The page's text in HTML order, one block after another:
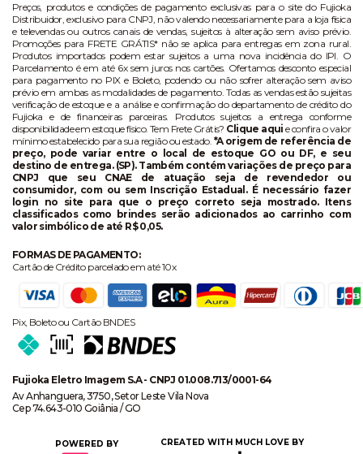
Preços, produtos e condições de pagamento exclusivas para o site do Fujioka
Distribuidor, exclusivo para CNPJ, não valendo necessariamente para a loja física
e televendas ou outros canais de vendas, sujeitos à alteração sem aviso prévio.
Promoções para FRETE GRÁTIS* não se aplica para entregas em zona rural.
Produtos importados podem estar sujeitos a uma nova incidência do IPI. O
Parcelamento é em até 6x sem juros nos cartões. Ofertamos desconto especial
para pagamento no PIX e Boleto, podendo ou não sofrer alteração sem aviso
prévio em ambas as modalidades de pagamento. Todas as vendas estão sujeitas
verificação de estoque e a análise e confirmação do departamento de crédito do
Fujioka e de financeiras parceiras. Produtos sujeitos a entrega conforme
disponibilidade em estoque físico. Tem Frete Grátis? Clique aqui e confira o valor
mínimo estabelecido para sua região ou estado. *A origem de referência de
preço, pode variar entre o local de estoque GO ou DF, e seu
destino de entrega. (SP). Também contém variações de preço para
CNPJ que seu CNAE de atuação seja de revendedor ou
consumidor, com ou sem Inscrição Estadual. É necessário fazer
login no site para que o preço correto seja mostrado. Itens
classificados como brindes serão adicionados ao carrinho com
valor simbólico de até R$ 0,05.
FORMAS DE PAGAMENTO:
Cartão de Crédito parcelado em até 10x
Pix, Boleto ou Cartão BNDES
Fujioka Eletro Imagem S.A - CNPJ 01.008.713/0001-64
Av Anhanguera, 3750, Setor Leste Vila Nova
Cep 74.643-010 Goiânia / GO
POWERED BY CREATED WITH MUCH LOVE BY